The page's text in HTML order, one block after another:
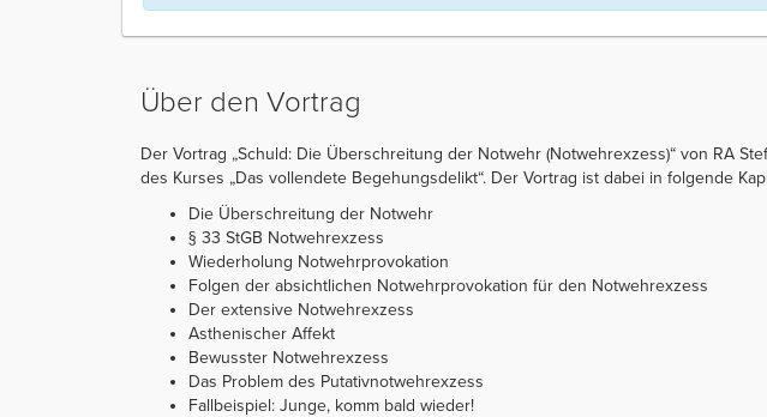
Über den Vortrag
Der Vortrag „Schuld: Die Überschreitung der Notwehr (Notwehrexzess)“ von RA
des Kurses „Das vollendete Begehungsdelikt“. Der Vortrag ist dabei in folgende
Die Überschreitung der Notwehr
§ 33 StGB Notwehrexzess
Wiederholung Notwehrprovokation
Folgen der absichtlichen Notwehrprovokation für den Notwehrexzess
Der extensive Notwehrexzess
Asthenischer Affekt
Bewusster Notwehrexzess
Das Problem des Putativnotwehrexzess
Fallbeispiel: Junge, komm bald wieder!